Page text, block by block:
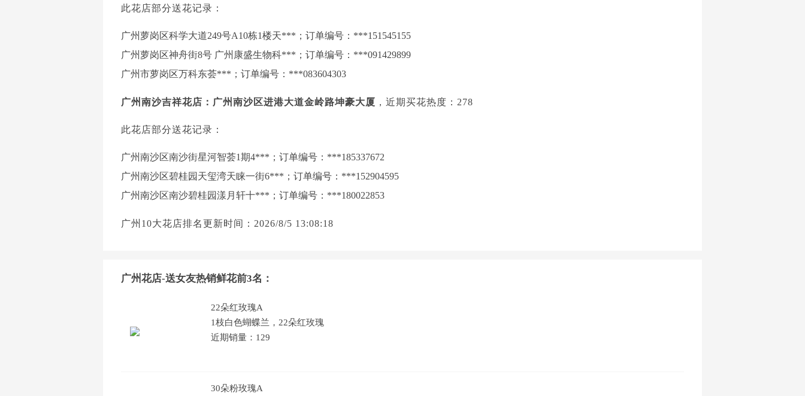
此花店部分送花记录：
广州萝岗区科学大道249号A10栋1楼天***；订单编号：***151545155
广州萝岗区神舟街8号 广州康盛生物科***；订单编号：***091429899
广州市萝岗区万科东荟***；订单编号：***083604303
广州南沙吉祥花店：广州南沙区进港大道金岭路坤豪大厦 ，近期买花热度：278
此花店部分送花记录：
广州南沙区南沙街星河智荟1期4***；订单编号：***185337672
广州南沙区碧桂园天玺湾天睐一街6***；订单编号：***152904595
广州南沙区南沙碧桂园漾月轩十***；订单编号：***180022853
广州10大花店排名更新时间：2026/8/5 13:08:18
广州花店-送女友热销鲜花前3名：
22朵红玫瑰A
1枝白色蝴蝶兰，22朵红玫瑰
近期销量：129
30朵粉玫瑰A